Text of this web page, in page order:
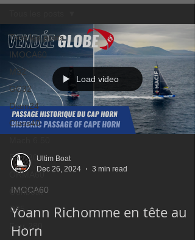
Tous les posts
IMOCA60
M32
GC32
Diam24
Class40
Farr 30
ORMA60
Gunboat
D35
Farr 280
Load video
Ultim Boat
Dec 26, 2024
3 min read
IMOCA60
Yoann Richomme en tête au
Horn